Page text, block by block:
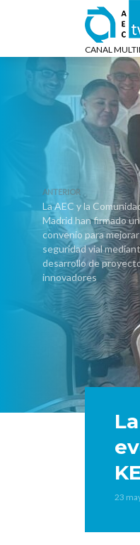
CANAL
ANTERIOR
La AEC y la
Madrid han firmado un
convenio para mejorar
seguridad vial
desarrollo de
innovadores
23